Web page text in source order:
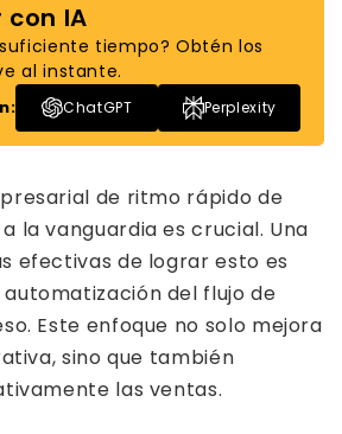
con IA
tiempo? Obtén los
al instante.
ChatGPT Perplexity
de ritmo rápido de
la vanguardia es crucial. Una
efectivas de lograr esto es
del flujo de
Este enfoque no solo mejora
sino que también
las ventas.